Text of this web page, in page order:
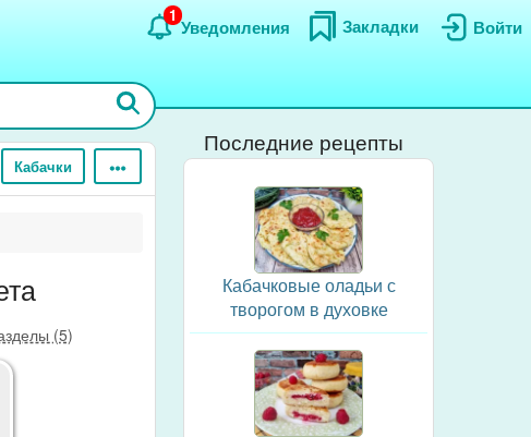
Войти
Закладки
Уведомления
1
Кабачки
(5)
Последние рецепты
Кабачковые оладьи с
творогом в духовке